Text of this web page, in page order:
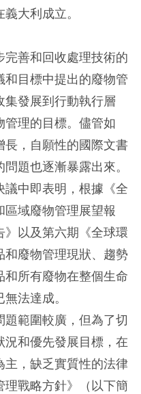
大利成立。
善和回收處理技術的
和目標中提出的廢物管
集發展到行動執行層
管理的目標。儘管如
長，自願性的國際文書
題也逐漸暴露出來。
議中即表明，根據《全
域廢物管理展望報
》以及第六期《全球環
廢物管理現狀、趨勢
和所有廢物在整個生命
法達成。
範圍較廣，但為了切
和優先發展目標，在
主，缺乏實質性的法律
戰略方針》（以下簡